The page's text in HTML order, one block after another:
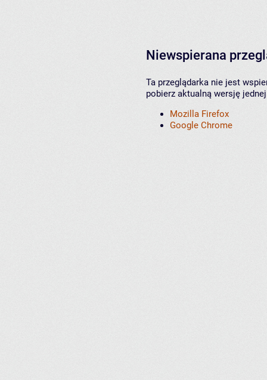
Niewspierana
Ta przeglądarka nie jest
pobierz aktualną wersję
Mozilla Firefox
Google Chrome